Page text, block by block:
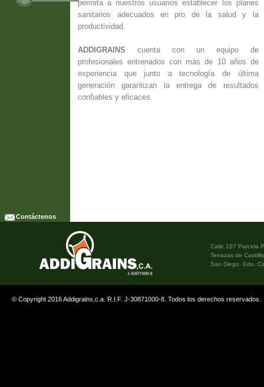
permita a nuestros usuarios establecer los planes
sanitarios adecuados en pro de la salud y la
productividad.
ADDIGRAINS cuenta con un equipo de
profesionales entrenados con más de 10 años de
experiencia que junto a tecnología de última
generación garantizan la entrega de resultados
confiables y eficaces.
Contáctenos
Laboratorio@addi
Calle 107 Parcela
Terrazas de
San Diego. Edo.
© Copyright 2016 Addigrains,c.a. R.I.F. J-30871000-8. Todos los derechos reservados.